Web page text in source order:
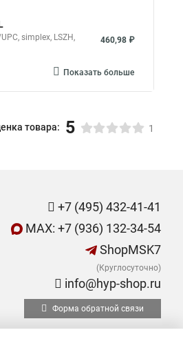
simplex, LSZH,
460,98 ₽
Показать больше
товара: 5 1
+7 (495) 432-41-41
MAX: +7 (936) 132-34-54
ShopMSK7
(Круглосуточно)
info@hyp-shop.ru
Форма обратной связи